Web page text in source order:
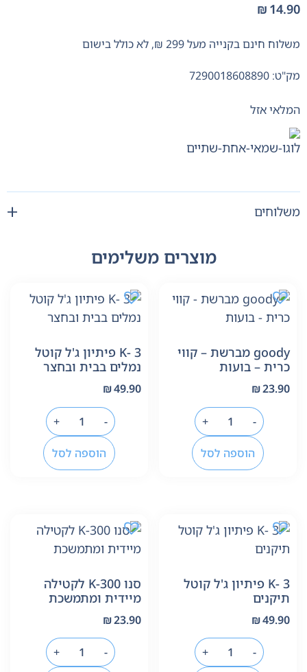
₪ 14.90
משלוח חינם בקנייה מעל 299 ₪, לא כולל בישום
מק"ט: 7290018608890
המלאי אזל
משלוחים
מוצרים משלימים
goody מברשת – קווי
כרית – בועות
₪23.90
-
+
הוספה לסל
K- 3 פיתיון ג'ל קוטל
נמלים בבית ובחצר
₪49.90
-
+
הוספה לסל
K- 3 פיתיון ג'ל קוטל
תיקנים
₪49.90
-
+
סנו K-300 לקטילה
מיידית ומתמשכת
₪23.90
-
+